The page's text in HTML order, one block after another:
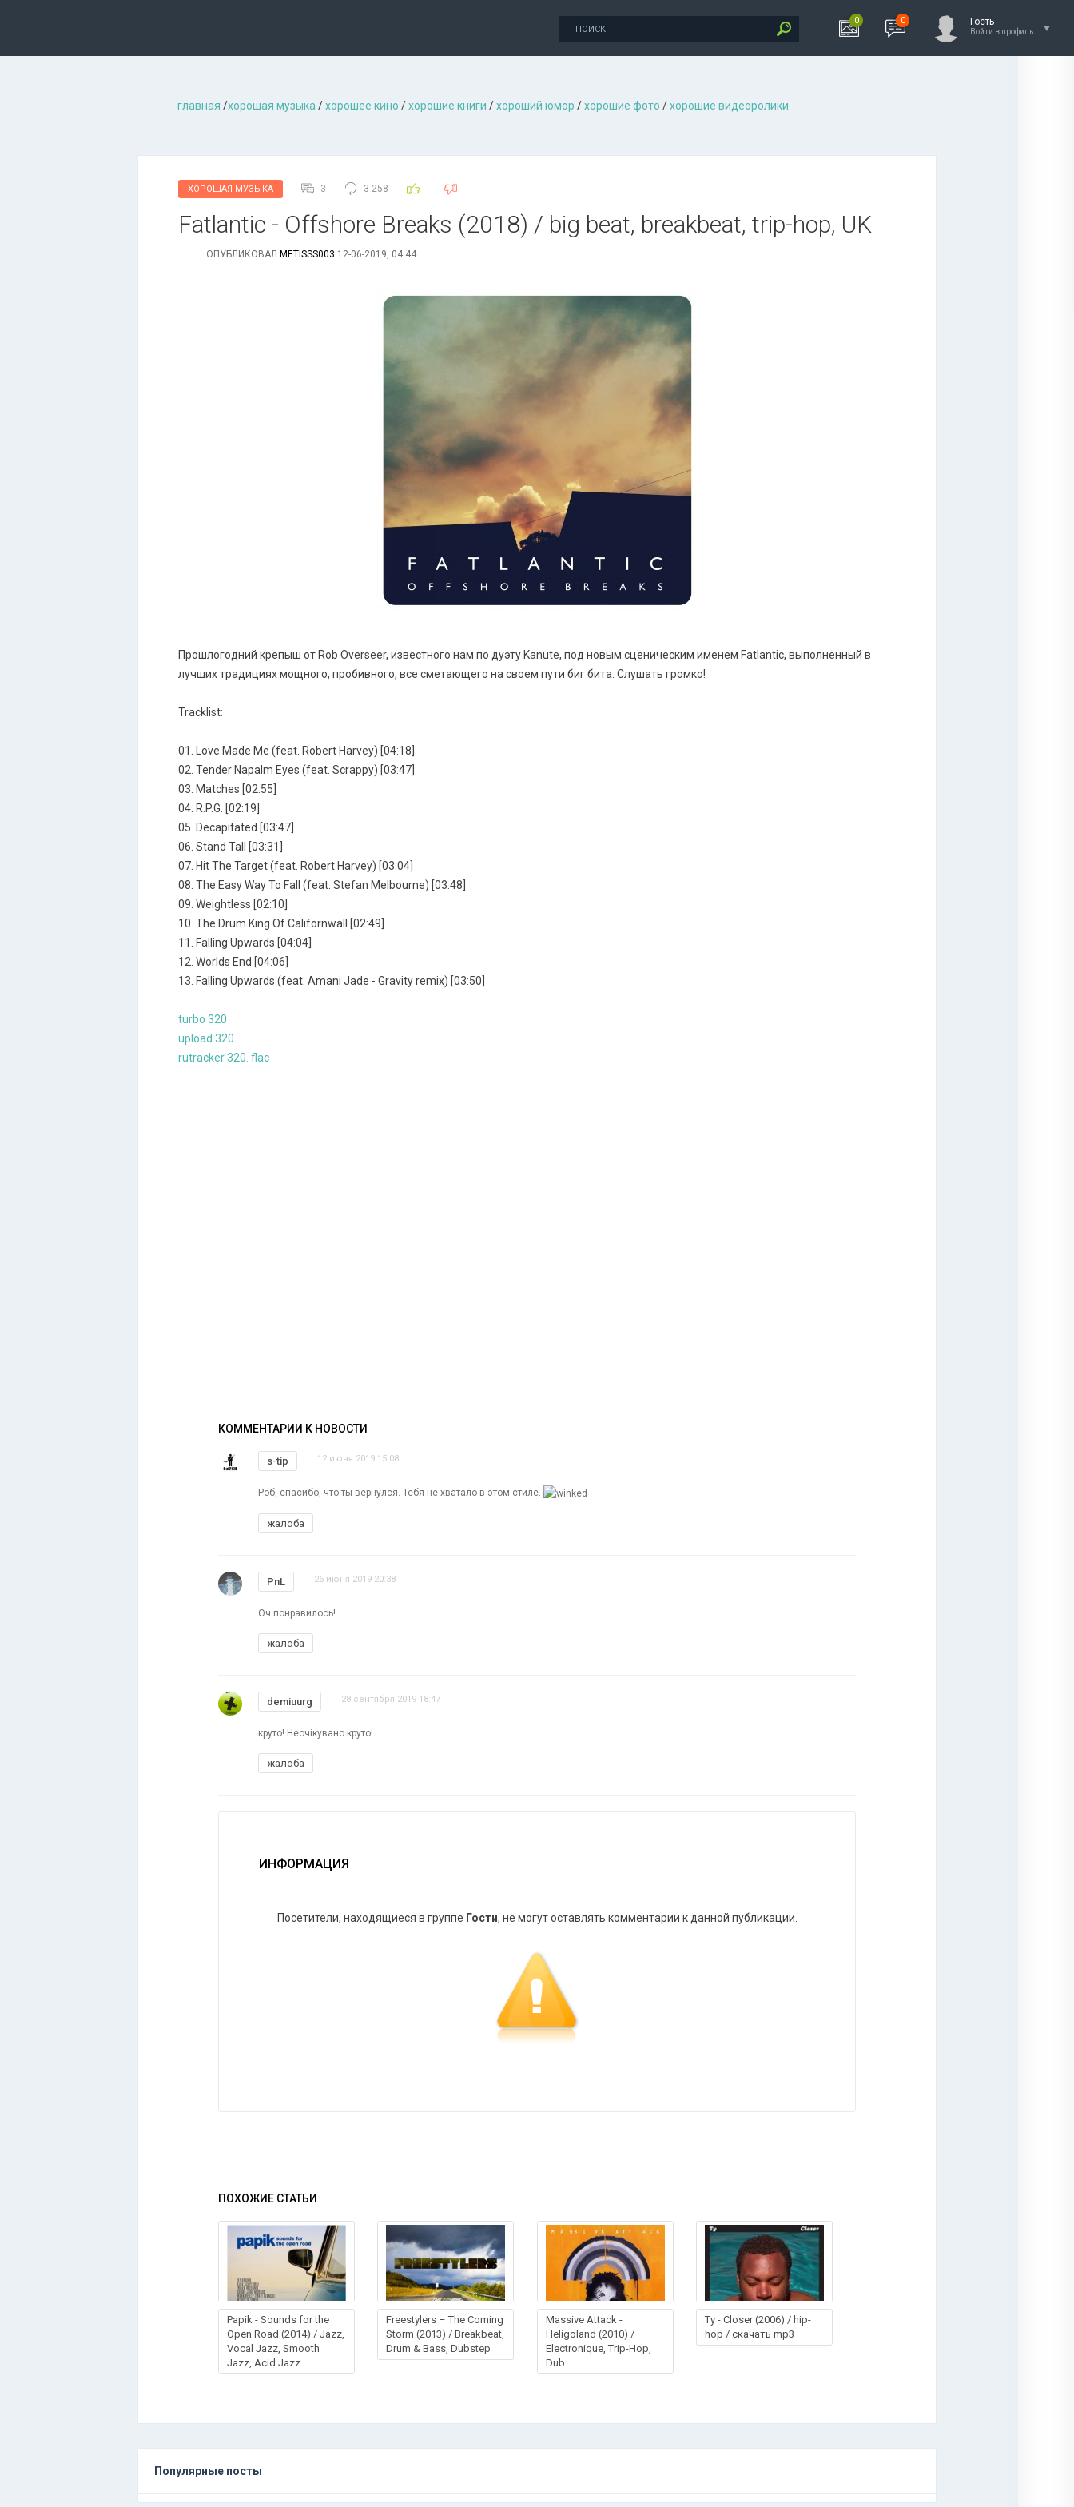
0 0 Гость
Войти в профиль
главная /хорошая музыкa /хорошее кино /хорошие книги /хороший юмор /хорошие фото /хорошие видеоролики
ХОРОШАЯ МУЗЫКА 3 3 258
Fatlantic - Offshore Breaks (2018) / big beat, breakbeat, trip-hop, UK
ОПУБЛИКОВАЛ METISSS003 12-06-2019, 04:44
Прошлогодний крепыш от Rob Overseer, известного нам по дуэту Kanute, под новым сценическим именем Fatlantic, выполненный в
лучших традициях мощного, пробивного, все сметающего на своем пути биг бита. Слушать громко!
Tracklist:
01. Love Made Me (feat. Robert Harvey) [04:18]
02. Tender Napalm Eyes (feat. Scrappy) [03:47]
03. Matches [02:55]
04. R.P.G. [02:19]
05. Decapitated [03:47]
06. Stand Tall [03:31]
07. Hit The Target (feat. Robert Harvey) [03:04]
08. The Easy Way To Fall (feat. Stefan Melbourne) [03:48]
09. Weightless [02:10]
10. The Drum King Of Californwall [02:49]
11. Falling Upwards [04:04]
12. Worlds End [04:06]
13. Falling Upwards (feat. Amani Jade - Gravity remix) [03:50]
turbo 320
upload 320
rutracker 320. flac
КОММЕНТАРИИ К НОВОСТИ
s-tip 12 июня 2019 15:08
Роб, спасибо, что ты вернулся. Тебя не хватало в этом стиле.
жалоба
PnL 26 июня 2019 20:38
Оч понравилось!
жалоба
demiuurg 28 сентября 2019 18:47
круто! Неочікувано круто!
жалоба
ИНФОРМАЦИЯ
Посетители, находящиеся в группе Гости, не могут оставлять комментарии к данной публикации.
ПОХОЖИЕ СТАТЬИ
Papik - Sounds for the
Open Road (2014) / Jazz,
Vocal Jazz, Smooth
Jazz, Acid Jazz
Freestylers – The Coming
Storm (2013) / Breakbeat,
Drum & Bass, Dubstep
Massive Attack -
Heligoland (2010) /
Electronique, Trip-Hop,
Dub
Ty - Closer (2006) / hip-
hop / скачать mp3
Популярные посты